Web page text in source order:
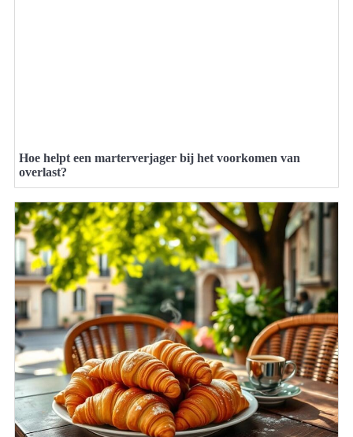
Hoe helpt een marterverjager bij het voorkomen van
overlast?